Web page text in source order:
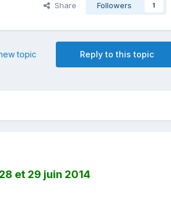
Share Followers 1
Reply to this topic
topic
et 29 juin 2014